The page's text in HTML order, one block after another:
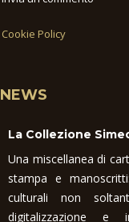
Cookie Policy
NEWS
La Collezione
Una miscellanea di
stampa e
culturali non
digitalizzazione e